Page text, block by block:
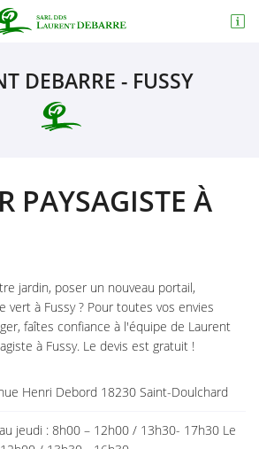

consentez à recevoir nos propositions commerciales à
dessus. Vous pouvez vous désinscrire à tout moment en
.
DEBARRE - FUSSY
PAYSAGISTE À
jardin, poser un nouveau portail,
vert à Fussy ? Pour toutes vos envies
faîtes confiance à l'équipe de Laurent
à Fussy. Le devis est gratuit !
Henri Debord 18230 Saint-Doulchard
jeudi : 8h00 – 12h00 / 13h30- 17h30 Le